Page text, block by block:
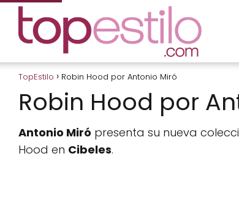
TopEstilo Robin Hood por Antonio Miró
Robin Hood por
Antonio Miró presenta su nueva
Hood en Cibeles.